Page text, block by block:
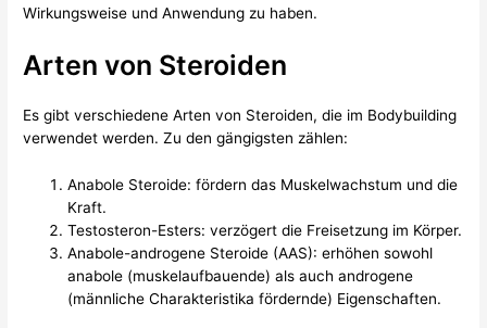
Wirkungsweise und Anwendung zu haben.
Arten von Steroiden
Es gibt verschiedene Arten von Steroiden, die im Bodybuilding
verwendet werden. Zu den gängigsten zählen:
Anabole Steroide: fördern das Muskelwachstum und die
Kraft.
Testosteron-Esters: verzögert die Freisetzung im Körper.
Anabole-androgene Steroide (AAS): erhöhen sowohl
anabole (muskelaufbauende) als auch androgene
(männliche Charakteristika fördernde) Eigenschaften.